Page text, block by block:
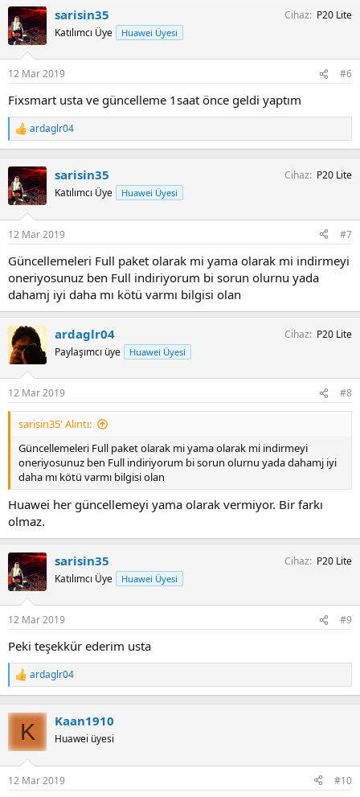
sarisin35
Katılımcı Üye Huawei Üyesi
Cihaz P20 Lite
12 Mar 2019 #6
Fixsmart usta ve güncelleme 1saat önce geldi yaptım
T
e
k
i
l
r
:
ardaglr04
sarisin35
Katılımcı Üye Huawei Üyesi
Cihaz P20 Lite
12 Mar 2019 #7
Güncellemeleri Full paket olarak mi yama olarak mi indirmeyi
oneriyosunuz ben Full indiriyorum bi sorun olurnu yada
dahamj iyi daha mı kötü varmı bilgisi olan
ardaglr04
Paylaşımcı üye Huawei Üyesi
Cihaz P20 Lite
12 Mar 2019 #8
sarisin35' Alıntı:
Güncellemeleri Full paket olarak mi yama olarak mi indirmeyi
oneriyosunuz ben Full indiriyorum bi sorun olurnu yada dahamj iyi
daha mı kötü varmı bilgisi olan
Huawei her güncellemeyi yama olarak vermiyor. Bir farkı
olmaz.
sarisin35
Katılımcı Üye Huawei Üyesi
Cihaz P20 Lite
12 Mar 2019 #9
Peki teşekkür ederim usta
T
e
k
l
r
:
ardaglr04
K Kaan1910
Huawei üyesi
12 Mar 2019 #10